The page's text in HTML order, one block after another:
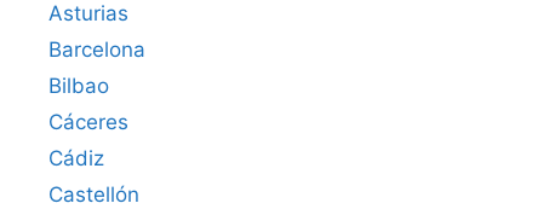
Asturias
Barcelona
Bilbao
Cáceres‎
Cádiz
Castellón